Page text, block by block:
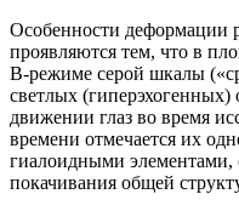
Особенности деформации
проявляются тем, что в
В-режиме серой шкалы
светлых
движении глаз во время
времени отмечается их
гиалоидными элементами,
покачивания общей